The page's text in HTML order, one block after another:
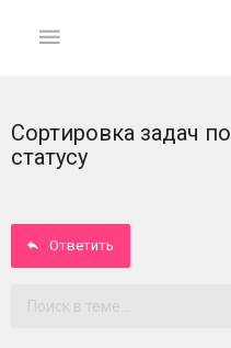
ГЛАВНАЯ
Вход
Сортировка задач по
статусу
Ответить